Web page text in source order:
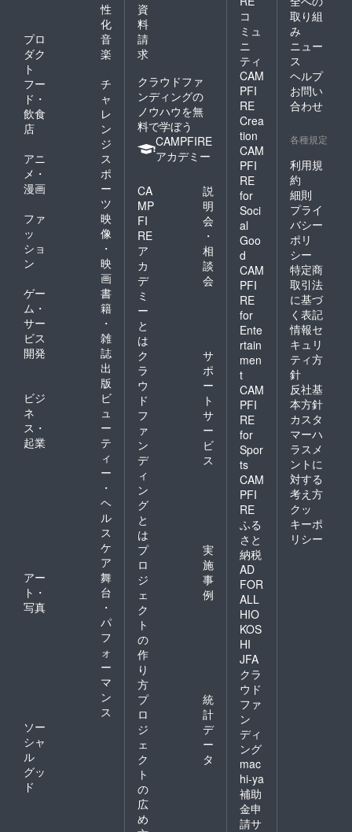
性
化
プロ
ダク
ト
音
楽
フー
ド・
飲食
店
チ
ャ
レ
ン
ジ
アニ
メ・
漫画
ス
ポ
ー
ツ
ファ
ッ
ショ
ン
映
像
・
映
画
ゲー
ム・
サー
ビス
開発
書
籍
・
雑
誌
出
版
ビジ
ネ
ス・
起業
ビ
ュ
ー
テ
ィ
ー
・
ヘ
ル
ス
ケ
ア
アー
ト・
写真
舞
台
・
パ
フ
ォ
ー
マ
ン
ス
ソー
シャ
ル
グッ
ド
資
料
請
求
クラウドファ
ンディングの
ノウハウを無
料で学ぼう
CAMPFIRE
アカデミー
CA
MP
FI
RE
ア
カ
デ
ミ
ー
と
は
説
明
会
・
相
談
会
ク
ラ
ウ
ド
フ
ァ
ン
デ
ィ
ン
グ
と
は
サ
ポ
ー
ト
サ
ー
ビ
ス
プ
ロ
ジ
ェ
ク
ト
の
作
り
方
実
施
事
例
プ
ロ
ジ
ェ
ク
ト
の
広
め
統
計
デ
ー
タ
コ
ミュ
ニ
ティ
CAM
PFI
RE
Crea
tion
CAM
PFI
RE
for
Soci
al
Goo
d
CAM
PFI
RE
for
Ente
rtain
men
t
CAM
PFI
RE
for
Spor
ts
CAM
PFI
RE
ふる
さと
納税
AD
FOR
ALL
HIO
KOS
HI
JFA
クラ
ウド
ファ
ン
ディ
ング
mac
hi-ya
補助
金申
請サ
取り組
み
ニュー
ス
ヘルプ
お問い
合わせ
各種規定
利用規
約
細則
プライ
バシー
ポリ
シー
特定商
取引法
に基づ
く表記
情報セ
キュリ
ティ方
針
反社基
本方針
カスタ
マーハ
ラスメ
ントに
対する
考え方
クッ
キーポ
リシー